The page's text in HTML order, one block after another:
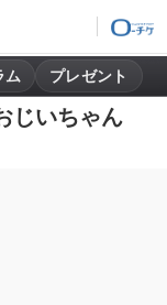
ム プレゼント
じいちゃん